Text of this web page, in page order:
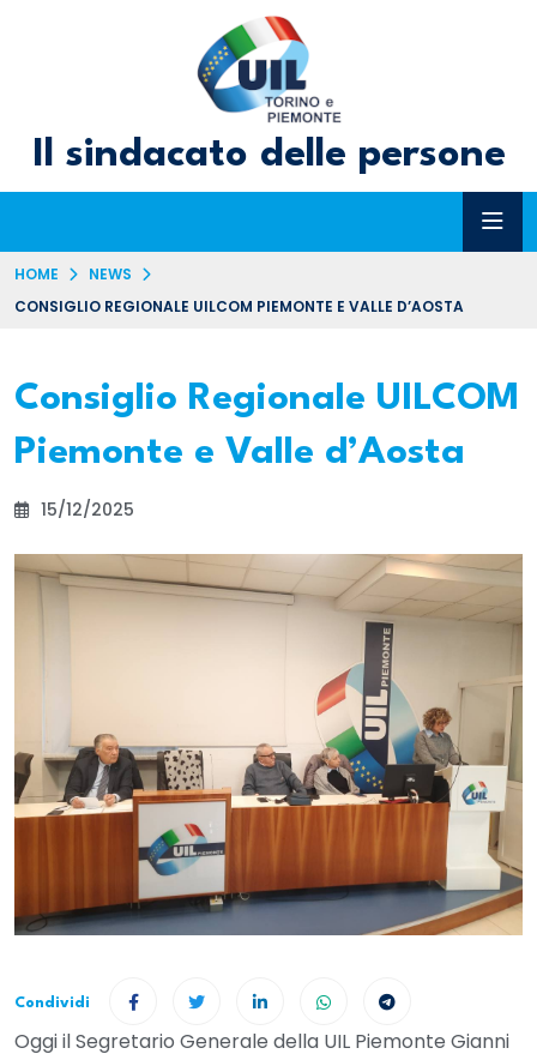
Il sindacato delle persone
HOME
NEWS
CONSIGLIO REGIONALE UILCOM PIEMONTE E VALLE D’AOSTA
Consiglio Regionale UILCOM
Piemonte e Valle d’Aosta
15/12/2025
Condividi
Oggi il Segretario Generale della UIL Piemonte Gianni